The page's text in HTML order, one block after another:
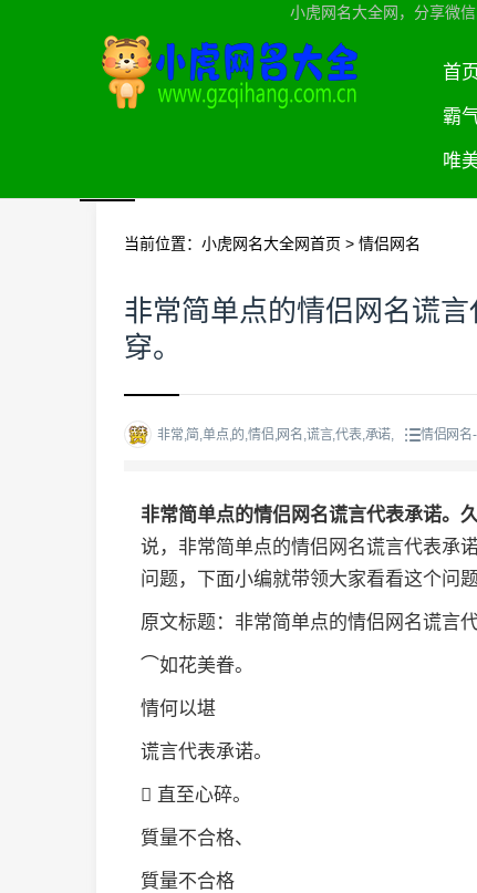
小虎网名大全网，分享微
首
霸
唯
当前位置： 小虎网名大全网首页 > 情侣网名
非常简单点的情侣网名谎
穿。
非常,简,单点,的,情侣,网名,谎言,代表,承诺, 情侣网名
非常简单点的情侣网名谎言代表承诺。
说，非常简单点的情侣网名谎言代表承
问题，下面小编就带领大家看看这个问题
原文标题：非常简单点的情侣网名谎言
⌒如花美眷。
情何以堪
谎言代表承诺。
 直至心碎。
質量不合格、
質量不合格